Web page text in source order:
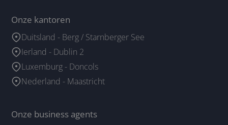
Onze kantoren
Duitsland - Berg / Starnberger See
Ierland - Dublin 2
Luxemburg - Doncols
Nederland - Maastricht
Onze business agents